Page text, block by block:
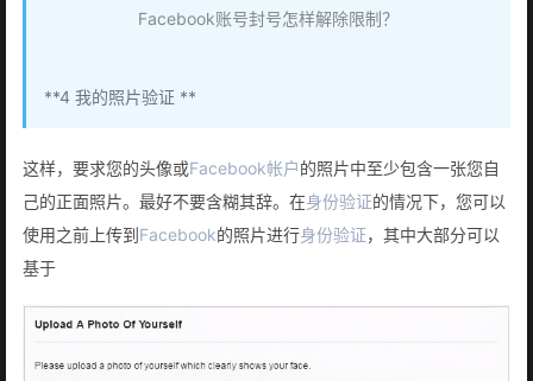
Facebook账号封号怎样解除限制？
**4 我的照片验证 **
这样，要求您的头像或Facebook帐户的照片中至少包含一张您自
己的正面照片。最好不要含糊其辞。在身份验证的情况下，您可以
使用之前上传到Facebook的照片进行身份验证，其中大部分可以
基于